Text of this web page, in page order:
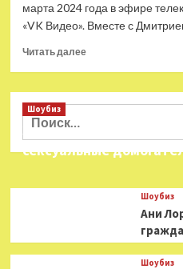
марта 2024 года в эфире
«VK Видео». Вместе с
Читать далееПрочитать
Дмитрий
Киркоров
и
Кудрявцева
Найти:
Шоубиз
Звезда «Игры в
сексуальные
Шоубиз
Ани
Шоубиз